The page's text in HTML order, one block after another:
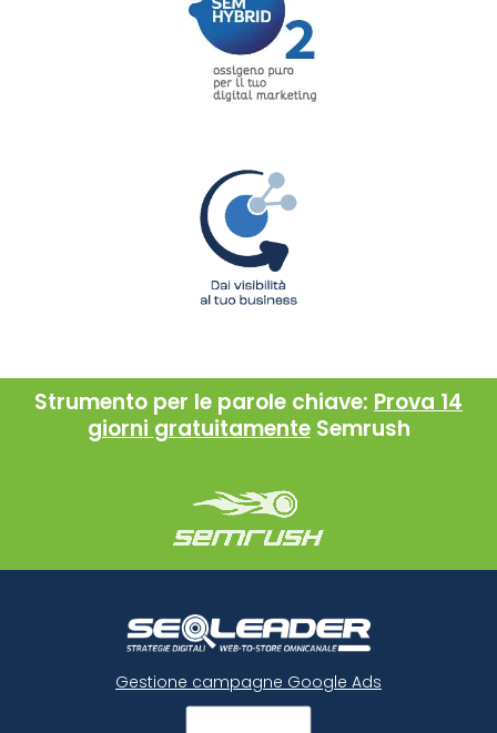
Strumento per le parole chiave: Prova 14
giorni gratuitamente Semrush
Gestione campagne Google Ads